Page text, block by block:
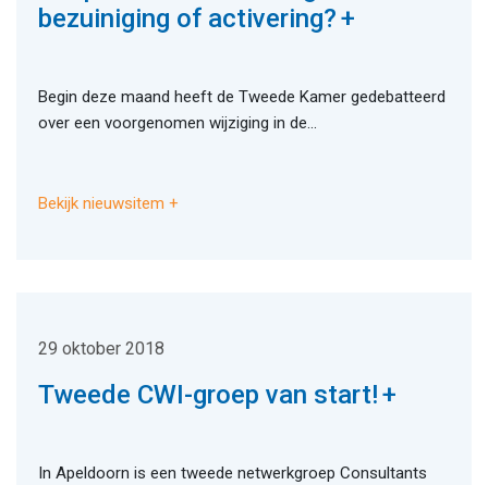
bezuiniging of activering?
Begin deze maand heeft de Tweede Kamer gedebatteerd
over een voorgenomen wijziging in de...
Bekijk nieuwsitem
29 oktober 2018
Tweede CWI-groep van start!
In Apeldoorn is een tweede netwerkgroep Consultants